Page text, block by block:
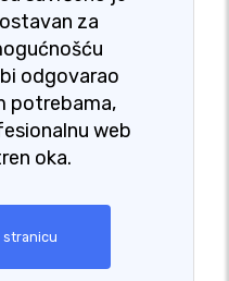
za
odgovarao
potrebama,
web
oka.